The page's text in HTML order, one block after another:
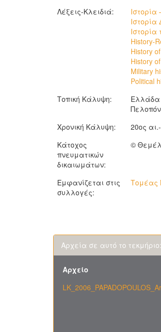
Λέξεις-Κλειδιά:
Ιστορία
History-
History
History
Military
Political
Τοπική Κάλυψη:
Ελλάδα
Χρονική Κάλυψη:
20ος αι.-
Κάτοχος
πνευματικών
δικαιωμάτων:
©
Εμφανίζεται στις
συλλογές:
Τομέας
Αρχεία σε αυτό το τεκμήριο:
Αρχείο